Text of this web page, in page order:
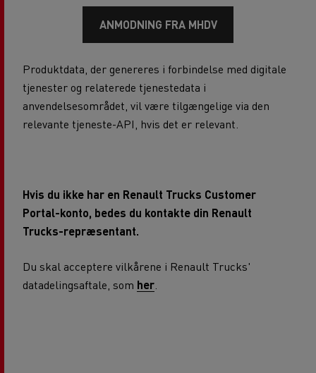
ANMODNING FRA MHDV
Produktdata, der genereres i forbindelse med digitale
tjenester og relaterede tjenestedata i
anvendelsesområdet, vil være tilgængelige via den
relevante tjeneste-API, hvis det er relevant.
Hvis du ikke har en Renault Trucks Customer
Portal-konto, bedes du kontakte din Renault
Trucks-repræsentant.
Du skal acceptere vilkårene i Renault Trucks'
datadelingsaftale, som her